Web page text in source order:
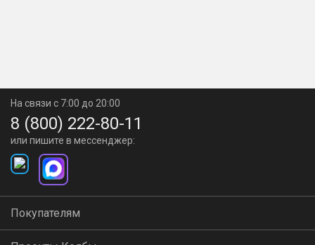
На связи с 7:00 до 20:00
8 (800) 222-80-11
или пишите в мессенджер:
Покупателям